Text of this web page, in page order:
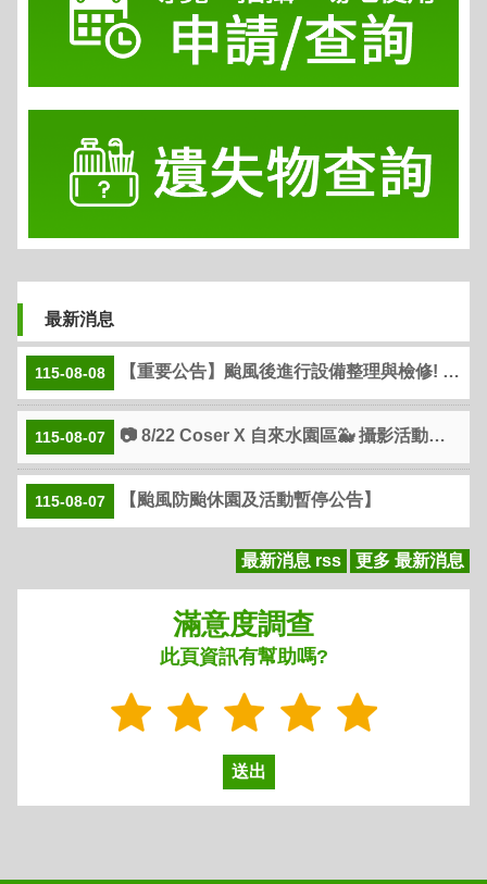
最新消息
115-08-08 【重要公告】颱風後進行設備整理與檢修! 親水樂園8月9日(週日)休園一日
115-08-07 📷 8/22 Coser X 自來水園區🐳 攝影活動開放報名
115-08-07 【颱風防颱休園及活動暫停公告】
最新消息 rss 更多 最新消息
滿意度調查
此頁資訊有幫助嗎?